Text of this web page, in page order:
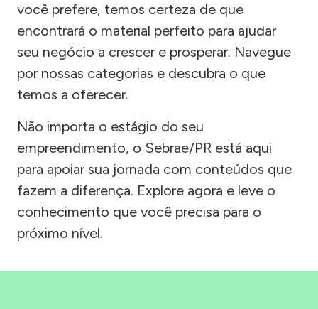
você prefere, temos certeza de que
encontrará o material perfeito para ajudar
seu negócio a crescer e prosperar. Navegue
por nossas categorias e descubra o que
temos a oferecer.
Não importa o estágio do seu
empreendimento, o Sebrae/PR está aqui
para apoiar sua jornada com conteúdos que
fazem a diferença. Explore agora e leve o
conhecimento que você precisa para o
próximo nível.